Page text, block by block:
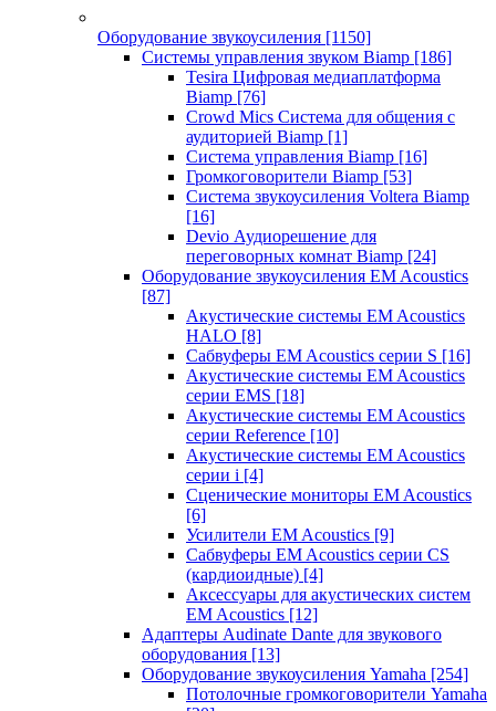
Оборудование звукоусиления [1150]
Системы управления звуком Biamp [186]
Tesira Цифровая медиаплатформа
Biamp [76]
Crowd Mics Система для общения с
аудиторией Biamp [1]
Система управления Biamp [16]
Громкоговорители Biamp [53]
Система звукоусиления Voltera Biamp
[16]
Devio Аудиорешение для
переговорных комнат Biamp [24]
Оборудование звукоусиления EM Acoustics
[87]
Акустические системы EM Acoustics
HALO [8]
Сабвуферы EM Acoustics серии S [16]
Акустические системы EM Acoustics
серии EMS [18]
Акустические системы EM Acoustics
серии Reference [10]
Акустические системы EM Acoustics
серии i [4]
Сценические мониторы EM Acoustics
[6]
Усилители EM Acoustics [9]
Сабвуферы EM Acoustics серии CS
(кардиоидные) [4]
Аксессуары для акустических систем
EM Acoustics [12]
Адаптеры Audinate Dante для звукового
оборудования [13]
Оборудование звукоусиления Yamaha [254]
Потолочные громкоговорители Yamaha